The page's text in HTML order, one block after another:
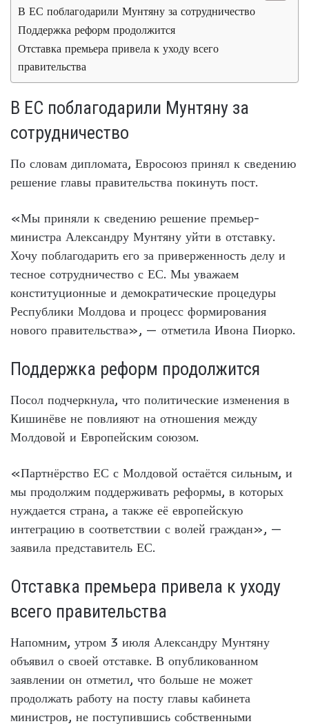
В ЕС поблагодарили Мунтяну за сотрудничество
Поддержка реформ продолжится
Отставка премьера привела к уходу всего
правительства
В ЕС поблагодарили Мунтяну за
сотрудничество
По словам дипломата, Евросоюз принял к сведению
решение главы правительства покинуть пост.
«Мы приняли к сведению решение премьер-
министра Александру Мунтяну уйти в отставку.
Хочу поблагодарить его за приверженность делу и
тесное сотрудничество с ЕС. Мы уважаем
конституционные и демократические процедуры
Республики Молдова и процесс формирования
нового правительства», — отметила Ивона Пиорко.
Поддержка реформ продолжится
Посол подчеркнула, что политические изменения в
Кишинёве не повлияют на отношения между
Молдовой и Европейским союзом.
«Партнёрство ЕС с Молдовой остаётся сильным, и
мы продолжим поддерживать реформы, в которых
нуждается страна, а также её европейскую
интеграцию в соответствии с волей граждан», —
заявила представитель ЕС.
Отставка премьера привела к уходу
всего правительства
Напомним, утром 3 июля Александру Мунтяну
объявил о своей отставке. В опубликованном
заявлении он отметил, что больше не может
продолжать работу на посту главы кабинета
министров, не поступившись собственными